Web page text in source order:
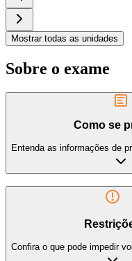
Mostrar todas as unidades
Sobre o exame
Como se
Entenda as informações de
Confira o que pode impedir